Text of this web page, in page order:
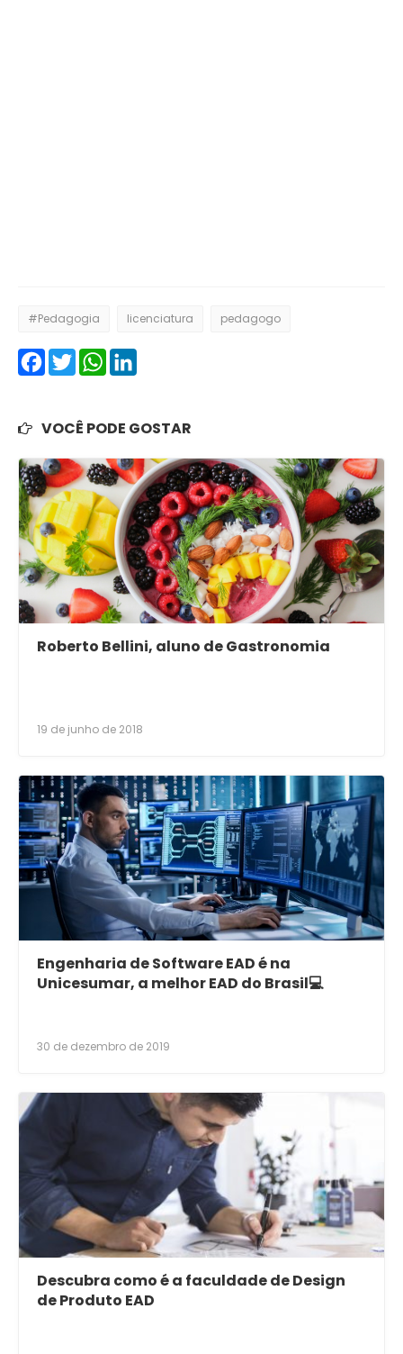
#Pedagogia licenciatura pedagogo
FacebookTwitterWhatsApp
VOCÊ PODE GOSTAR
Roberto Bellini, aluno de Gastronomia
19 de junho de 2018
Engenharia de Software EAD é na
Unicesumar, a melhor EAD do Brasil💻
30 de dezembro de 2019
Descubra como é a faculdade de Design
de Produto EAD